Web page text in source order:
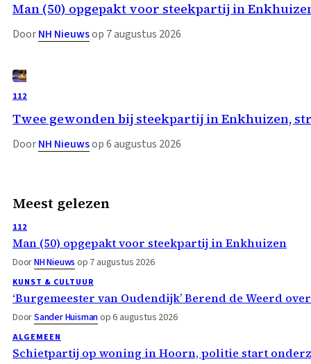
Man (50) opgepakt voor steekpartij in
DoorNH Nieuwsop 7 augustus 2026
112
Twee gewonden bij steekpartij in Enkhuizen,
DoorNH Nieuwsop 6 augustus 2026
Meest gelezen
112
Man (50) opgepakt voor steekpartij in Enkhuizen
DoorNH Nieuws op 7 augustus 2026
KUNST & CULTUUR
‘Burgemeester van Oudendijk’ Berend de Weerd
DoorSander Huismanop 6 augustus 2026
ALGEMEEN
Schietpartij op woning in Hoorn, politie start